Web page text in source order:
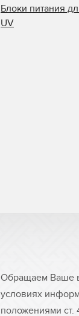
Блоки питания
UV
Обращаем Ваше
условиях
положениями